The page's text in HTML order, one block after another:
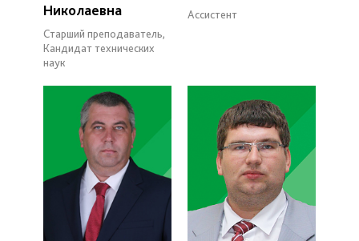
Николаевна
Старший преподаватель,
Кандидат технических
наук
Ассистент